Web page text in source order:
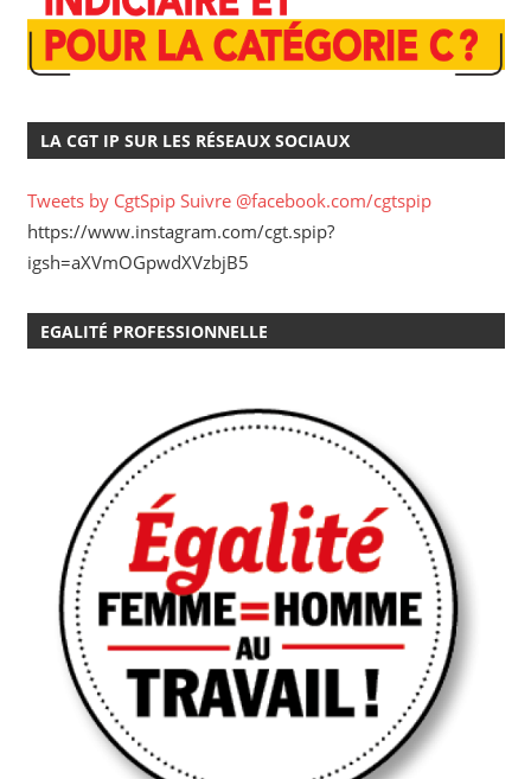
LA CGT IP SUR LES RÉSEAUX SOCIAUX
Tweets by CgtSpip Suivre @facebook.com/cgtspip
https://www.instagram.com/cgt.spip?
igsh=aXVmOGpwdXVzbjB5
EGALITÉ PROFESSIONNELLE